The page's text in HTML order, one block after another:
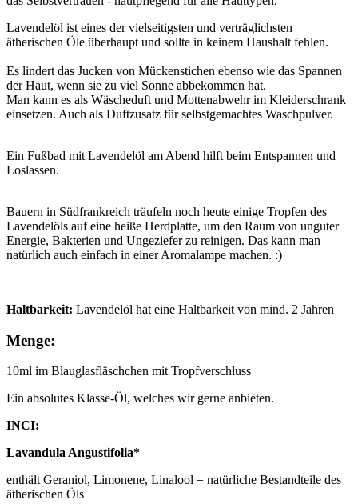
Lavendelöl ist eines der vielseitigsten und verträglichsten
ätherischen Öle überhaupt und sollte in keinem Haushalt fehlen.
Es lindert das Jucken von Mückenstichen ebenso wie das Spannen
der Haut, wenn sie zu viel Sonne abbekommen hat.
Man kann es als Wäscheduft und Mottenabwehr im Kleiderschrank
einsetzen. Auch als Duftzusatz für selbstgemachtes Waschpulver.
Ein Fußbad mit Lavendelöl am Abend hilft beim Entspannen und
Loslassen.
Bauern in Südfrankreich träufeln noch heute einige Tropfen des
Lavendelöls auf eine heiße Herdplatte, um den Raum von unguter
Energie, Bakterien und Ungeziefer zu reinigen. Das kann man
natürlich auch einfach in einer Aromalampe machen. :)
Haltbarkeit: Lavendelöl hat eine Haltbarkeit von mind. 2 Jahren
Menge:
10ml im Blauglasfläschchen mit Tropfverschluss
Ein absolutes Klasse-Öl, welches wir gerne anbieten.
INCI:
Lavandula Angustifolia*
enthält Geraniol, Limonene, Linalool = natürliche Bestandteile des
ätherischen Öls